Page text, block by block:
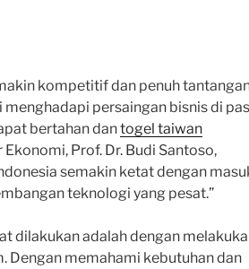
kompetitif dan penuh
persaingan bisnis di
bertahan dantogel taiwan
Prof. Dr. Budi Santoso,
semakin ketat dengan
teknologi yang pesat.”
dilakukan adalah dengan
Dengan memahami kebutuhan dan